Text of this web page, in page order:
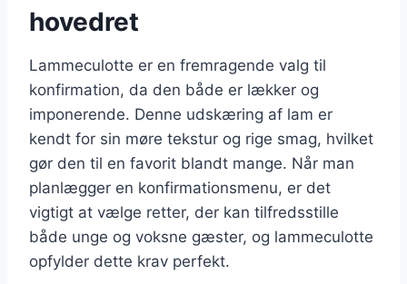
hovedret
Lammeculotte er en fremragende valg til
konfirmation, da den både er lækker og
imponerende. Denne udskæring af lam er
kendt for sin møre tekstur og rige smag, hvilket
gør den til en favorit blandt mange. Når man
planlægger en konfirmationsmenu, er det
vigtigt at vælge retter, der kan tilfredsstille
både unge og voksne gæster, og lammeculotte
opfylder dette krav perfekt.